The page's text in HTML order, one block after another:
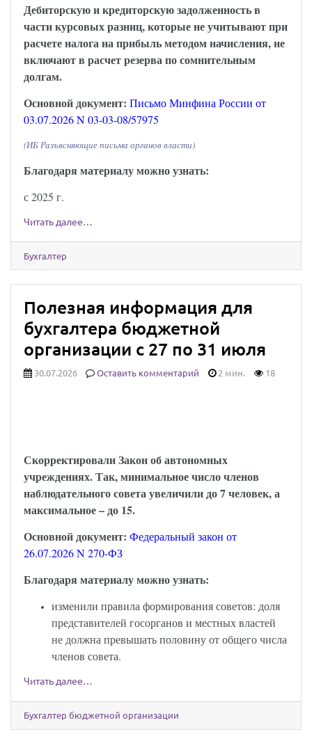
Дебиторскую и кредиторскую задолженность в
части курсовых разниц, которые не учитывают при
расчете налога на прибыль методом начисления, не
включают в расчет резерва по сомнительным
долгам.
Основной документ: Письмо Минфина России от
03.07.2026 N 03-03-08/57975
(ИБ Разъясняющие письма органов власти)
Благодаря материалу можно узнать:
с 2025 г.
Читать далее…
Бухгалтер
Полезная информация для
бухгалтера бюджетной
организации с 27 по 31 июля
30.07.2026 Оставить комментарий 2 мин. 18
Скорректировали Закон об автономных
учреждениях. Так, минимальное число членов
наблюдательного совета увеличили до 7 человек, а
максимальное – до 15.
Основной документ: Федеральный закон от
26.07.2026 N 270-ФЗ
Благодаря материалу можно узнать:
изменили правила формирования советов: доля
представителей госорганов и местных властей
не должна превышать половину от общего числа
членов совета.
Читать далее…
Бухгалтер бюджетной организации